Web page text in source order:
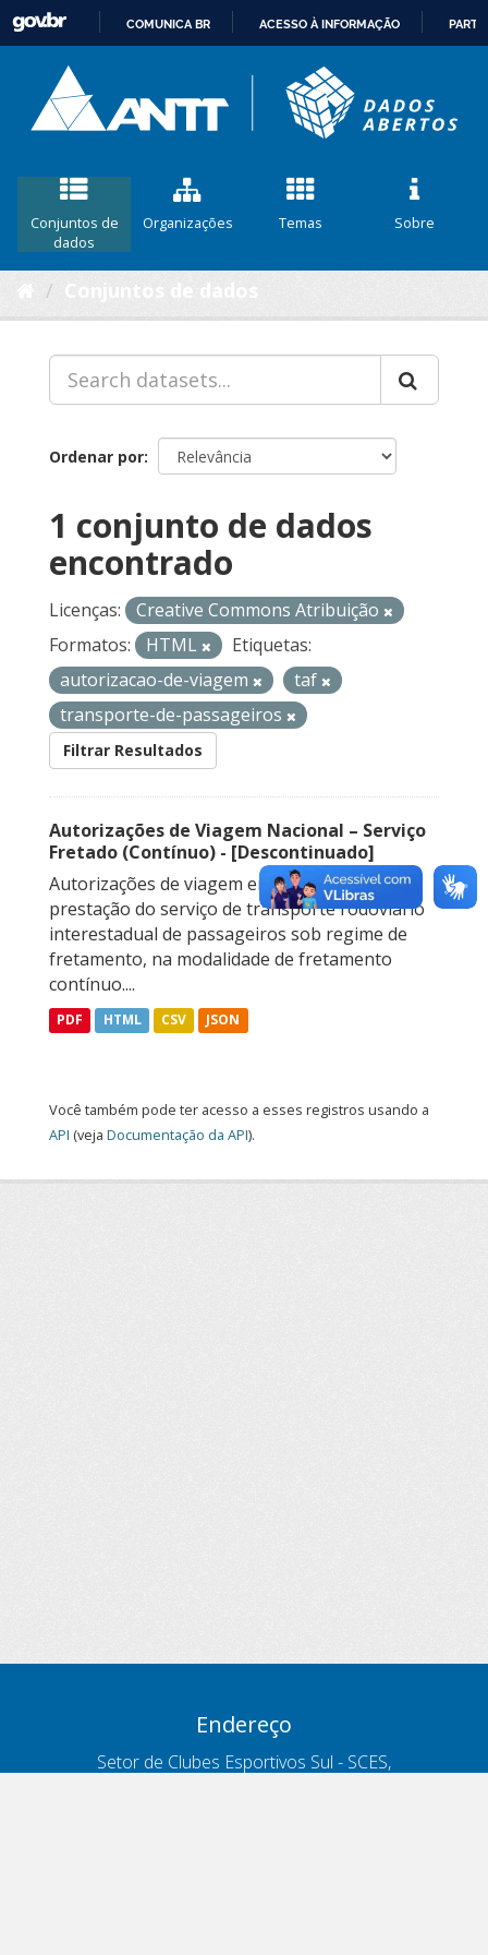
CONTEÚDO
COMUNICA BR ACESSO À INFORMAÇÃO
Conjuntos de
dados
Organizações Temas Sobre
Ordenar por
1 conjunto de dados
encontrado
Licenças:
Creative Commons Atribuição
Formatos:
HTML
Etiquetas:
autorizacao-de-viagem
taf
transporte-de-passageiros
Filtrar Resultados
Autorizações de Viagem Nacional – Serviço
Fretado (Contínuo) - [Descontinuado]
Autorizações de viagem emitidas para a
prestação do serviço de transporte rodoviário
interestadual de passageiros sob regime de
fretamento, na modalidade de fretamento
contínuo....
PDF HTML CSV JSON
Você também pode ter acesso a esses registros usando a
API (veja Documentação da API).
Endereço
Setor de Clubes Esportivos Sul - SCES,